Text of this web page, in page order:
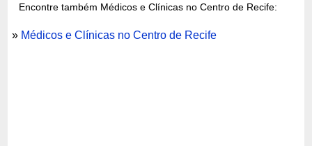
Encontre também Médicos e Clínicas no Centro de Recife:
» Médicos e Clínicas no Centro de Recife